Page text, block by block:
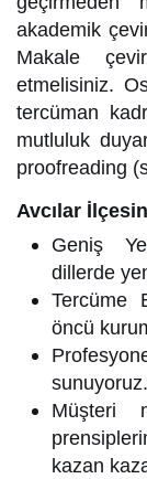
akademik
Makale
etmelisiniz.
tercüman
mutluluk
proofreading
Avcılar
Geniş
dillerde
Tercüme
öncü
sunuyoruz.
Müşteri
kazan